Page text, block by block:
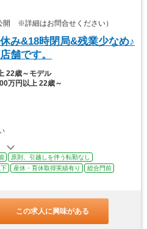
開 ※詳細はお問合せください）
み&18時閉局&残業少なめ♪
舗です。
22歳～モデル
万円以上 22歳～
原則、引越しを伴う転勤なし
産休・育休取得実績有り
総合門前
この求人に興味がある